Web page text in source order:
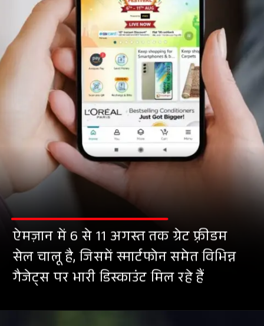
ऐमज़ान में 6 से 11 अगस्त तक ग्रेट फ़्रीडम
सेल चालू है, जिसमें स्मार्टफोन समेत विभिन्न
गैजेट्स पर भारी डिस्काउंट मिल रहे हैं